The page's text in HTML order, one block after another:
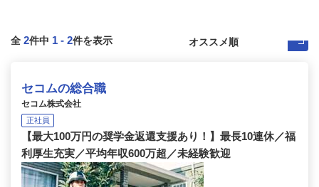
全 2件中 1 - 2件を表示
セコムの総合職
セコム株式会社
正社員
【最大100万円の奨学金返還支援あり！】最長10連休／福
利厚生充実／平均年収600万超／未経験歓迎